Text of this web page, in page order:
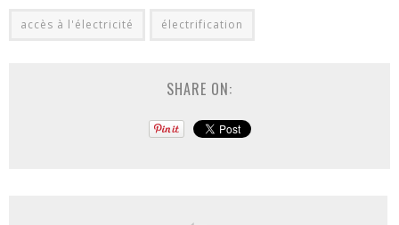
accès à l'électricité électrification
SHARE ON: